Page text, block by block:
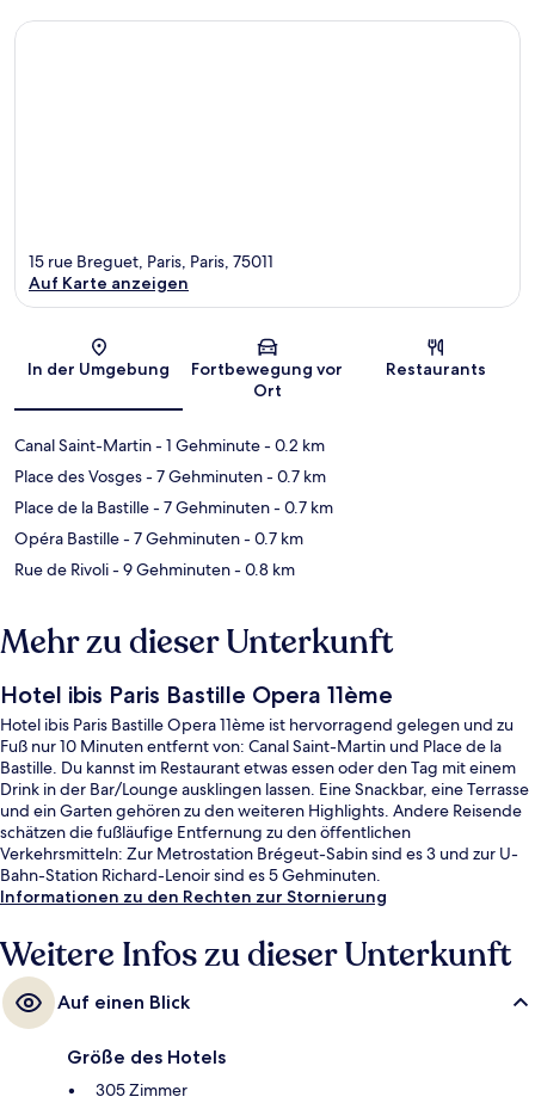
Karte
15 rue Breguet, Paris, Paris, 75011
Auf Karte anzeigen
In der Umgebung
Fortbewegung vor
Ort
Restaurants
Canal Saint-Martin- 1 Gehminute- 0.2 km
Place des Vosges- 7 Gehminuten- 0.7 km
Place de la Bastille- 7 Gehminuten- 0.7 km
Opéra Bastille- 7 Gehminuten- 0.7 km
Rue de Rivoli- 9 Gehminuten- 0.8 km
Mehr zu dieser Unterkunft
Hotel ibis Paris Bastille Opera 11ème
Hotel ibis Paris Bastille Opera 11ème ist hervorragend gelegen und zu
Fuß nur 10 Minuten entfernt von: Canal Saint-Martin und Place de la
Bastille. Du kannst im Restaurant etwas essen oder den Tag mit einem
Drink in der Bar/Lounge ausklingen lassen. Eine Snackbar, eine Terrasse
und ein Garten gehören zu den weiteren Highlights. Andere Reisende
schätzen die fußläufige Entfernung zu den öffentlichen
Verkehrsmitteln: Zur Metrostation Brégeut-Sabin sind es 3 und zur U-
Bahn-Station Richard-Lenoir sind es 5 Gehminuten.
Informationen zu den Rechten zur Stornierung
Weitere Infos zu dieser Unterkunft
Auf einen Blick
Größe des Hotels
305 Zimmer